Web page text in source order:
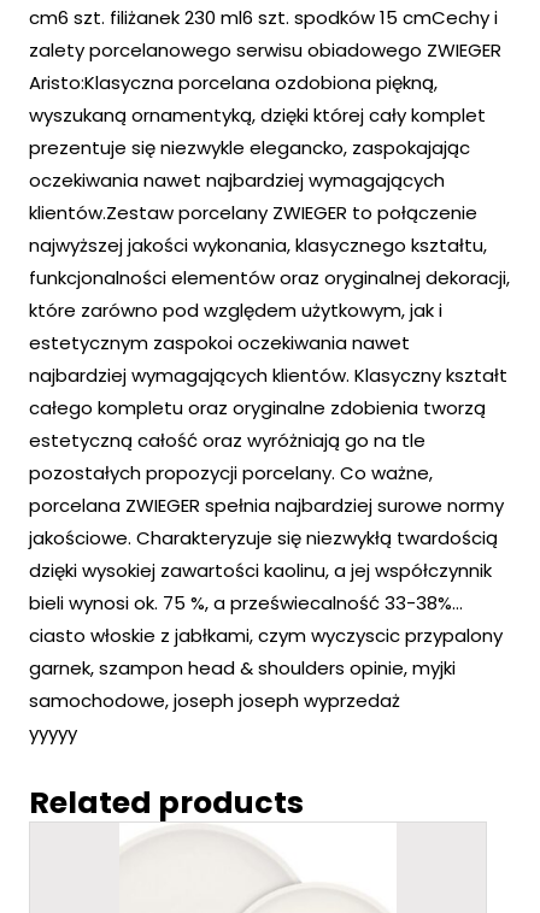
cm6 szt. filiżanek 230 ml6 szt. spodków 15 cmCechy i
zalety porcelanowego serwisu obiadowego ZWIEGER
Aristo:Klasyczna porcelana ozdobiona piękną,
wyszukaną ornamentyką, dzięki której cały komplet
prezentuje się niezwykle elegancko, zaspokajając
oczekiwania nawet najbardziej wymagających
klientów.Zestaw porcelany ZWIEGER to połączenie
najwyższej jakości wykonania, klasycznego kształtu,
funkcjonalności elementów oraz oryginalnej dekoracji,
które zarówno pod względem użytkowym, jak i
estetycznym zaspokoi oczekiwania nawet
najbardziej wymagających klientów. Klasyczny kształt
całego kompletu oraz oryginalne zdobienia tworzą
estetyczną całość oraz wyróżniają go na tle
pozostałych propozycji porcelany. Co ważne,
porcelana ZWIEGER spełnia najbardziej surowe normy
jakościowe. Charakteryzuje się niezwykłą twardością
dzięki wysokiej zawartości kaolinu, a jej współczynnik
bieli wynosi ok. 75 %, a przeświecalność 33-38%…
ciasto włoskie z jabłkami, czym wyczyscic przypalony
garnek, szampon head & shoulders opinie, myjki
samochodowe, joseph joseph wyprzedaż
yyyyy
Related products